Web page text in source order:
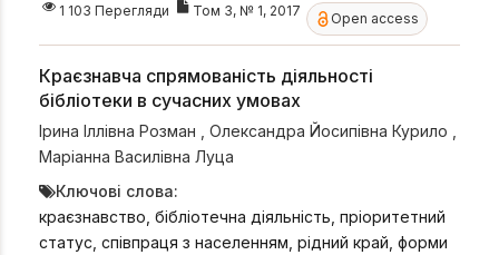
1 103 Перегляди Том 3, № 1, 2017 Open access
Краєзнавча спрямованість діяльності
бібліотеки в сучасних умовах
Ірина Іллівна Розман Олександра Йосипівна Курило
Маріанна Василівна Луца
Ключові слова:
краєзнавство, бібліотечна діяльність, пріоритетний
статус, співпраця з населенням, рідний край, форми